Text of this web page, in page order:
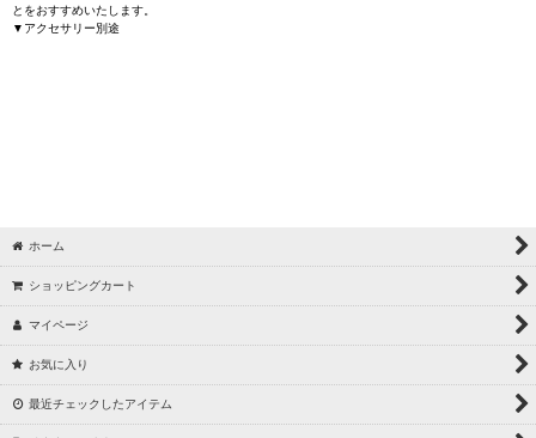
とをおすすめいたします。
▼アクセサリー別途
ホーム
ショッピングカート
マイページ
お気に入り
最近チェックしたアイテム